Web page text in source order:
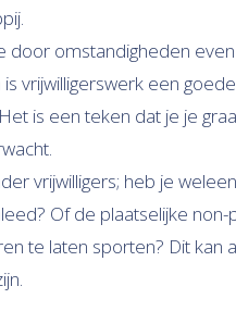
door omstandigheden
vrijwilligerswerk een
is een teken dat je je
vrijwilligers; heb je
Of de plaatselijke
te laten sporten? Dit kan